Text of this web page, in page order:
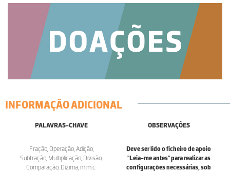
INFORMAÇÃO ADICIONAL
PALAVRAS-CHAVE
Fração, Operação, Adição,
Subtração, Multiplicação, Divisão,
Comparação, Dízima, m.m.c.
OBSERVAÇÕES
Deve ser lido o ficheiro de apoio
"Leia-me antes" para realizar as
configurações necessárias, sob